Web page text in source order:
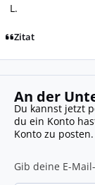
L.
Zitat
An der
Du kannst jetzt
du ein Konto
Konto zu posten.